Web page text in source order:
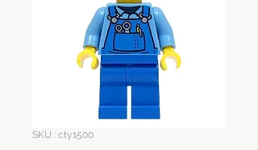
SKU : cty1500